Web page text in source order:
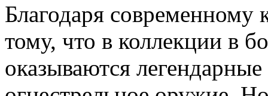
Благодаря
тому, что в коллекции в
оказываются